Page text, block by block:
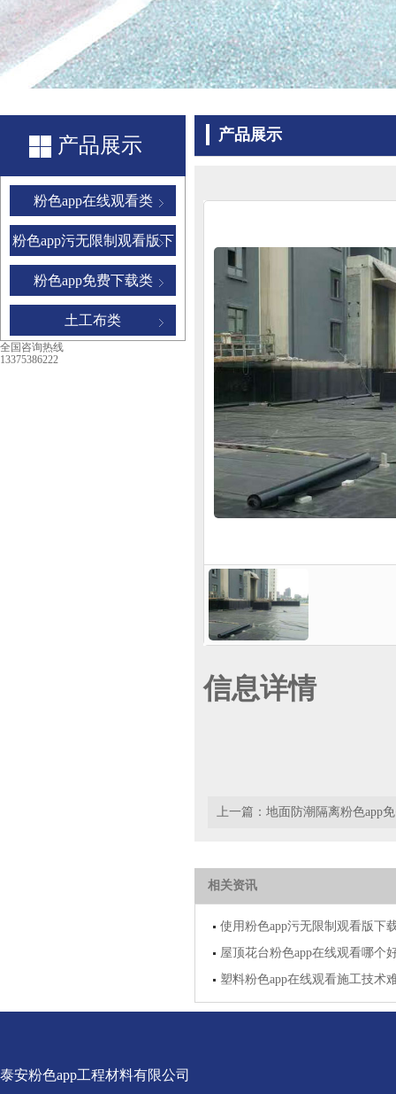
产品展示
粉色app在线观看类
粉色app污无限制观看版下
载
粉色app免费下载类
土工布类
全国咨询热线
13375386222
产品展示
信息详情
上一篇： 地面防潮隔离粉色app
相关资讯
使用粉色app污无限制观看版下
屋顶花台粉色app在线观看哪个
塑料粉色app在线观看施工技术
泰安粉色app工程材料有限公司